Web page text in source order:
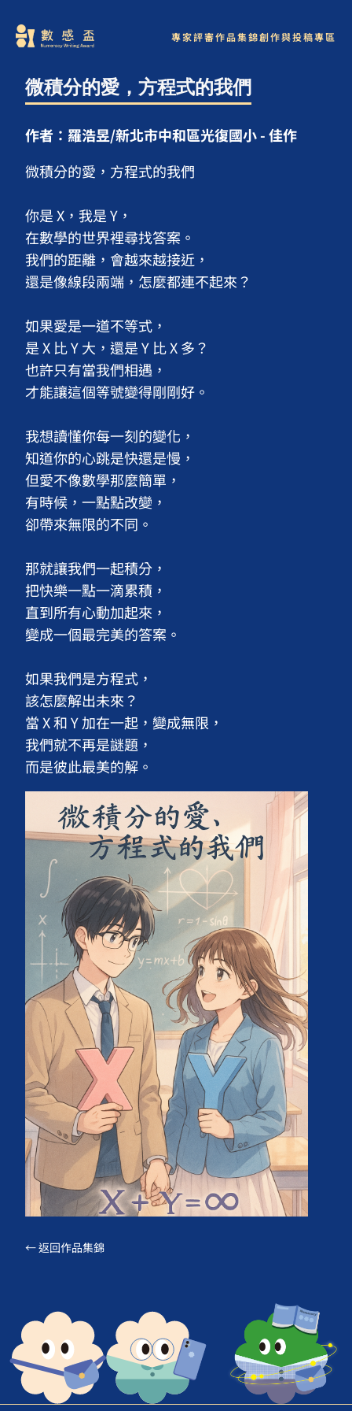
專家評審作品集錦創作與投稿專區
微積分的愛，方程式的我們
作者：羅浩昱/新北市中和區光復國小 - 佳作
微積分的愛，方程式的我們
你是 X，我是 Y，
在數學的世界裡尋找答案。
我們的距離，會越來越接近，
還是像線段兩端，怎麼都連不起來？
如果愛是一道不等式，
是 X 比 Y 大，還是 Y 比 X 多？
也許只有當我們相遇，
才能讓這個等號變得剛剛好。
我想讀懂你每一刻的變化，
知道你的心跳是快還是慢，
但愛不像數學那麼簡單，
有時候，一點點改變，
卻帶來無限的不同。
那就讓我們一起積分，
把快樂一點一滴累積，
直到所有心動加起來，
變成一個最完美的答案。
如果我們是方程式，
該怎麼解出未來？
當 X 和 Y 加在一起，變成無限，
我們就不再是謎題，
而是彼此最美的解。
← 返回作品集錦